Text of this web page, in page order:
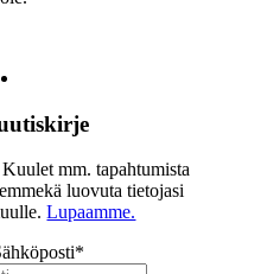
mm. tapahtumista
luovuta tietojasi
Lupaamme.
*